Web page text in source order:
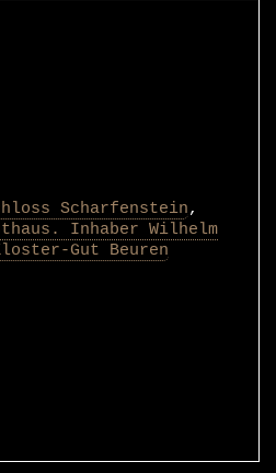
Scharfenstein,
Inhaber Wilhelm
Gut Beuren